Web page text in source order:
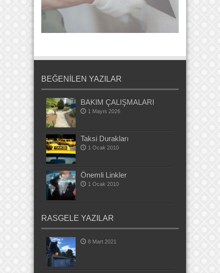
BEĞENİLEN YAZILAR
BAKIM ÇALIŞMALARI
1 Mayıs 2026
Taksi Durakları
1 Ocak 2010
Önemli Linkler
1 Ocak 2010
RASGELE YAZILAR
8 Mart 2021